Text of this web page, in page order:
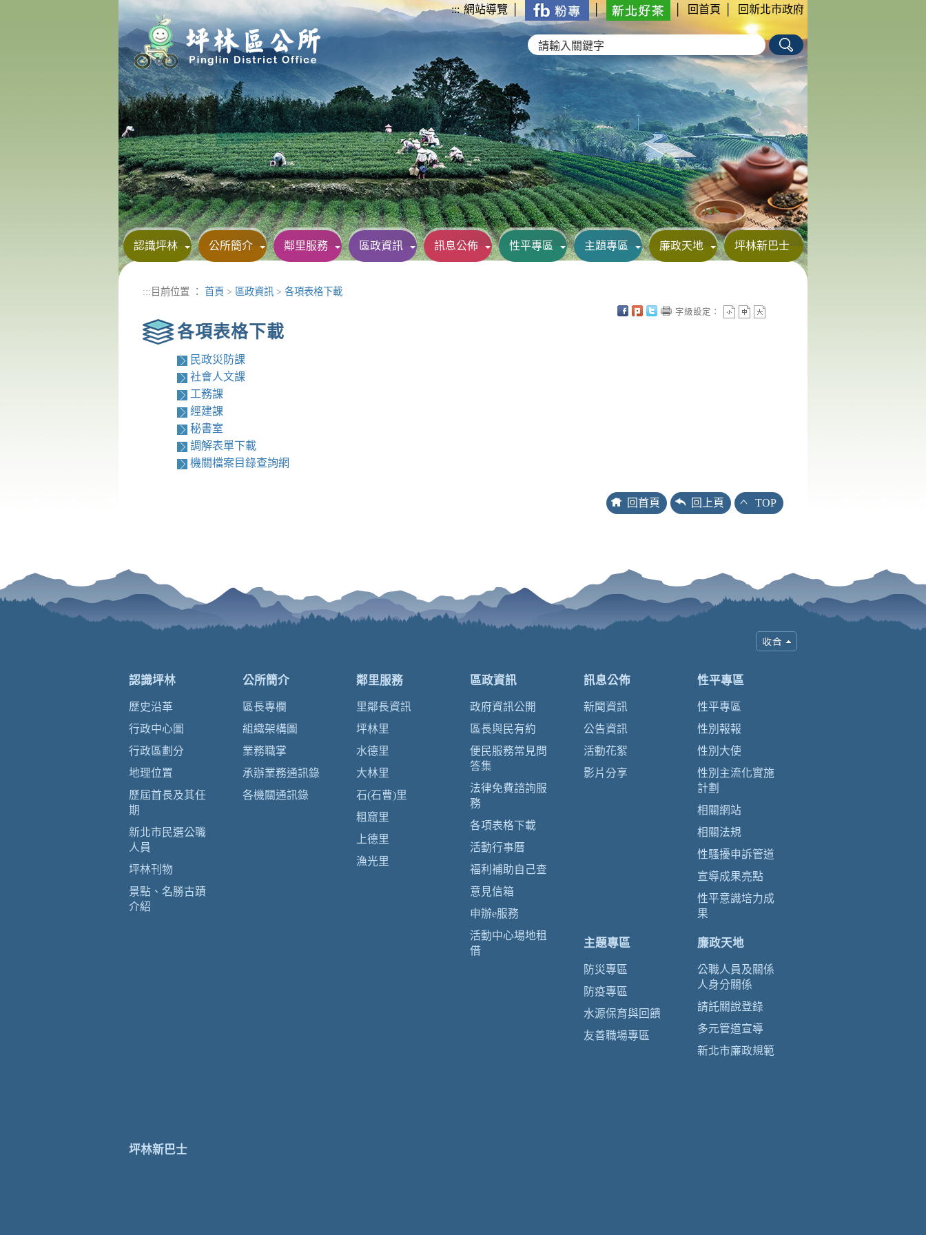
::: 網站導覽 │ │ 回首頁 回新北市政府
認識坪林 公所簡介 鄰里服務 區政資訊 訊息公佈 性平專區 主題專區 廉政天地 坪林新巴士
::: 目前位置 ： 首頁 > 區政資訊 > 各項表格下載
各項表格下載
字級設定：
民政災防課
社會人文課
工務課
經建課
秘書室
調解表單下載
機關檔案目錄查詢網
回首頁 回上頁 TOP
認識坪林
歷史沿革
行政中心圖
行政區劃分
地理位置
歷屆首長及其任
期
新北市民選公職
人員
坪林刊物
景點、名勝古蹟
介紹
公所簡介
區長專欄
組織架構圖
業務職掌
承辦業務通訊錄
各機關通訊錄
鄰里服務
里鄰長資訊
坪林里
水德里
大林里
石(石曹)里
粗窟里
上德里
漁光里
區政資訊
政府資訊公開
區長與民有約
便民服務常見問
答集
法律免費諮詢服
務
各項表格下載
活動行事曆
福利補助自己查
意見信箱
申辦e服務
活動中心場地租
借
訊息公佈
新聞資訊
公告資訊
活動花絮
影片分享
性平專區
性平專區
性別報報
性別大使
性別主流化實施
計劃
相關網站
相關法規
性騷擾申訴管道
宣導成果亮點
性平意識培力成
果
主題專區
防災專區
防疫專區
水源保育與回饋
友善職場專區
廉政天地
公職人員及關係
人身分關係
請託關說登錄
多元管道宣導
新北市廉政規範
坪林新巴士